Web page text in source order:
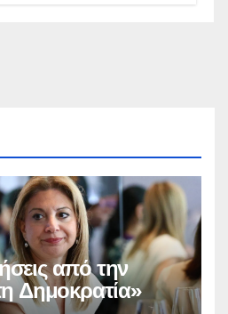
από την
Δημοκρατία»